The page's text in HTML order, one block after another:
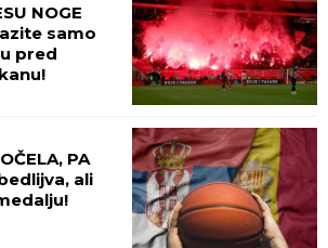
NOGE
samo
pred
PA
ali